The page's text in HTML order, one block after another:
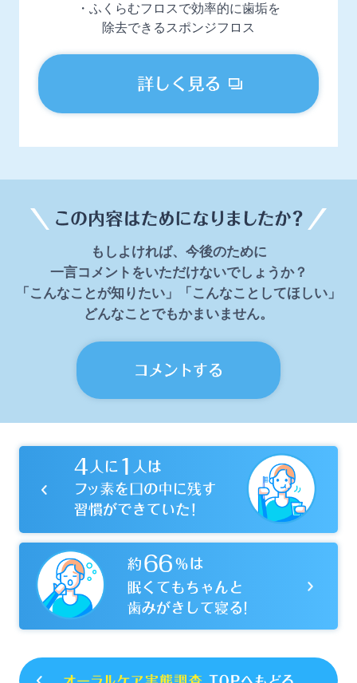
・ふくらむフロスで効率的に歯垢を
除去できるスポンジフロス
もしよければ、今後のために
一言コメントをいただけないでしょうか？
「こんなことが知りたい」「こんなことしてほしい」
どんなことでもかまいません。